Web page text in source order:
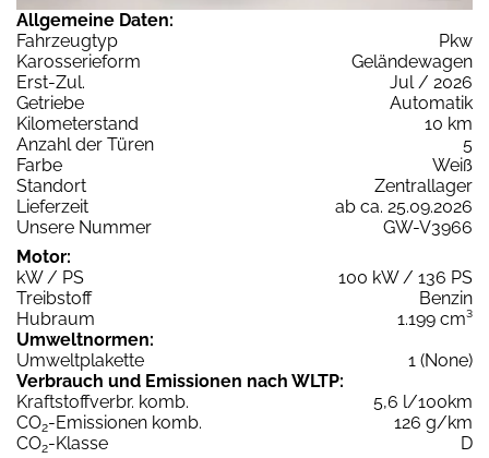
Allgemeine Daten:
Fahrzeugtyp
Pkw
Karosserieform
Geländewagen
Erst-Zul.
Jul / 2026
Getriebe
Automatik
Kilometerstand
10 km
Anzahl der Türen
5
Farbe
Weiß
Standort
Zentrallager
Lieferzeit
ab ca. 25.09.2026
Unsere Nummer
GW-V3966
Motor:
kW / PS
100 kW / 136 PS
Treibstoff
Benzin
Hubraum
1.199 cm³
Umweltnormen:
Umweltplakette
1 (None)
Verbrauch und Emissionen nach WLTP:
Kraftstoffverbr. komb.
5,6 l/100km
CO2-Emissionen komb.
126 g/km
CO2-Klasse
D